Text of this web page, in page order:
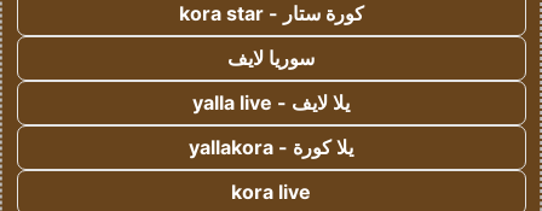
كورة ستار - kora star
سوريا لايف
يلا لايف - yalla live
يلا كورة - yallakora
kora live